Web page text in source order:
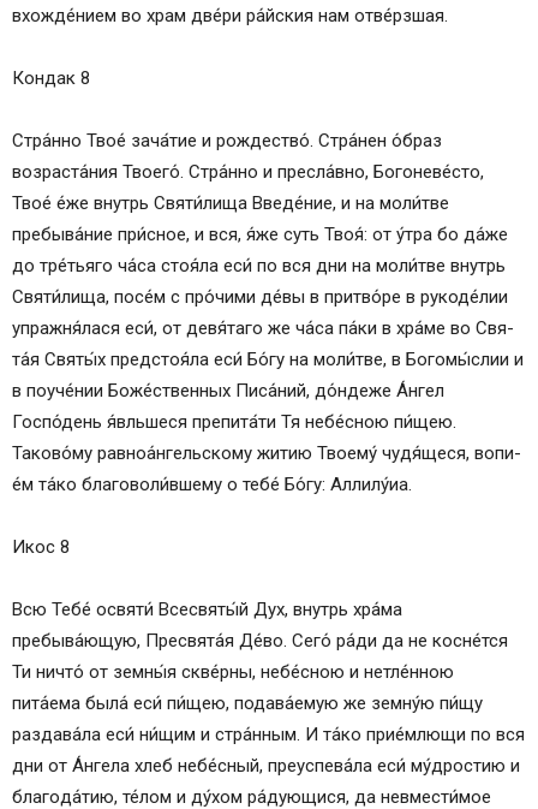
вхожде́нием во храм две́ри ра́йс­кия нам отве́рзшая.
Кондак 8
Стра́н­но Твое́ зача́тие и рождество́. Стра́нен о́б­раз
возраста́ния Тво­его́. Стра́н­но и пресла́вно, Богоневе́сто,
Твое́ е́же внутрь Святи́лища Введе́ние, и на мо­ли́т­ве
пребыва́ние при́сное, и вся, я́же суть Твоя́: от у́тра бо да́же
до тре́тьяго ча́са стоя́ла еси́ по вся дни на мо­ли́т­ве внутрь
Святи́лища, посе́м с про́чими де́­вы в притво́ре в рукоде́лии
упражня́лася еси́, от девя́таго же ча́са па́­ки в хра́­ме во Свя­
та́я Свя­ты́х предстоя́ла еси́ Бо́­гу на мо­ли́т­ве, в Богомы́слии и
в поуче́нии Бо­же́ст­вен­ных Писа́ний, до́ндеже А́н­гел
Госпо́день я́вльшеся препита́ти Тя небе́сною пи́щею.
Таково́му равноа́нгельскому жи­тию Тво­ему́ чудя́­щеся, во­пи­
е́м та́­ко благоволи́вшему о те­бе́ Бо́­гу: Алли­лу́иа.
Икос 8
Всю Те­бе́ освяти́ Всесвяты́й Дух, внутрь хра́ма
пребыва́ющую, Пре­свя­та́я Де́­во. Се­го́ ра́­ди да не косне́тся
Ти ничто́ от зем­ны́я скве́р­ны, небе́сною и нетле́нною
пита́ема была́ еси́ пи́щею, подава́емую же зем­ну́ю пи́щу
раздава́ла еси́ ни́щим и стра́нным. И та́­ко прие́млющи по вся
дни от А́н­ге­ла хлеб не­бе́с­ный, преуспева́ла еси́ му́дростию и
бла­го­да́­тию, те́­лом и ду́­хом ра́дующися, да невмести́мое